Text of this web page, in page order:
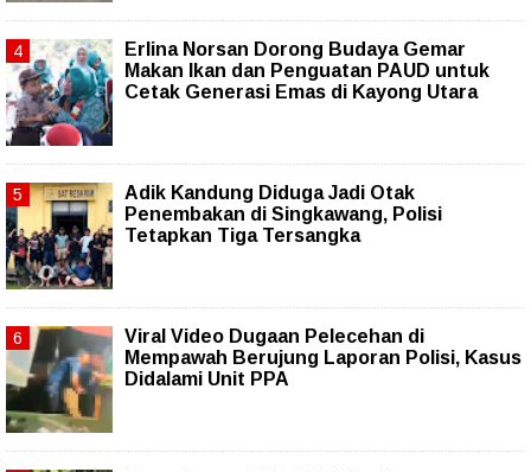
Erlina Norsan Dorong Budaya Gemar
Makan Ikan dan Penguatan PAUD untuk
Cetak Generasi Emas di Kayong Utara
Adik Kandung Diduga Jadi Otak
Penembakan di Singkawang, Polisi
Tetapkan Tiga Tersangka
Viral Video Dugaan Pelecehan di
Mempawah Berujung Laporan Polisi, Kasus
Didalami Unit PPA